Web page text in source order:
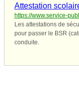
Attestation
https://www.service-
Les attestations de
pour passer le BSR
conduite.